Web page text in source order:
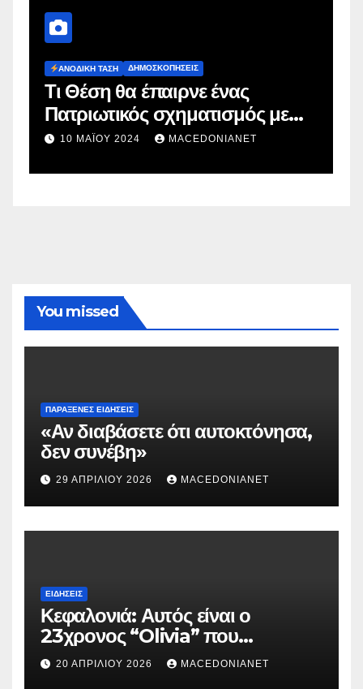
ΔΗΜΟΣΚΟΠΉΣΕΙΣ
Ευρωεκλογές 2024: Πρόθεση
Ψήφου
2 ΜΑΪ́ΟΥ 2024 MACEDONIANET
You missed
ΠΑΡΆΞΕΝΕΣ ΕΙΔΉΣΕΙΣ
«Αν διαβάσετε ότι αυτοκτόνησα,
δεν συνέβη»
29 ΑΠΡΙΛΊΟΥ 2026 MACEDONIANET
ΕΙΔΉΣΕΙΣ
Κεφαλονιά: Αυτός είναι ο
23χρονος “Olivia” που
κατηγορείται για τον θάνατο της
Μυρτούς
20 ΑΠΡΙΛΊΟΥ 2026 MACEDONIANET